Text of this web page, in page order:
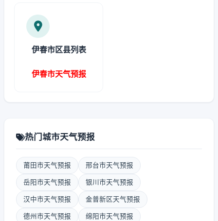
伊春市区县列表
伊春市天气预报
热门城市天气预报
莆田市天气预报 邢台市天气预报
岳阳市天气预报 银川市天气预报
汉中市天气预报 金普新区天气预报
德州市天气预报 绵阳市天气预报